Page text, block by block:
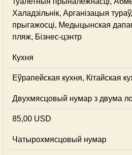
Халадзільнік, Арганізацыя
прыгажосці, Медыцынская
пляж, Бізнес-цэнтр
Кухня
Еўрапейская кухня, Кітайская
Двухмясцовый нумар з двума
85,00 USD
Чатырохмясцовый нумар